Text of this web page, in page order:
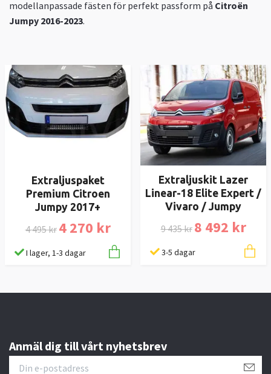
modellanpassade fästen för perfekt passform på Citroën
Jumpy 2016-2023.
Extraljuspaket
Premium Citroen
Jumpy 2017+
4 495 kr 4 270 kr
I lager, 1-3 dagar
Extraljuskit Lazer
Linear-18 Elite Expert /
Vivaro / Jumpy
9 435 kr 8 492 kr
3-5 dagar
Anmäl dig till vårt nyhetsbrev